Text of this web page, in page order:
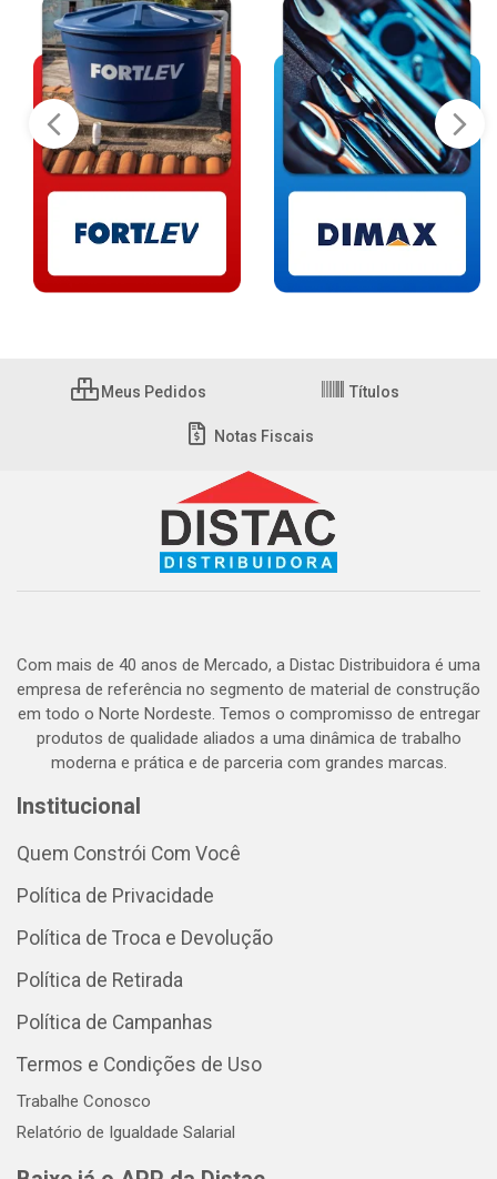
Meus Pedidos Títulos
Notas Fiscais
Com mais de 40 anos de Mercado, a Distac Distribuidora é uma
empresa de referência no segmento de material de construção
em todo o Norte Nordeste. Temos o compromisso de entregar
produtos de qualidade aliados a uma dinâmica de trabalho
moderna e prática e de parceria com grandes marcas.
Institucional
Quem Constrói Com Você
Política de Privacidade
Política de Troca e Devolução
Política de Retirada
Política de Campanhas
Termos e Condições de Uso
Trabalhe Conosco
Relatório de Igualdade Salarial